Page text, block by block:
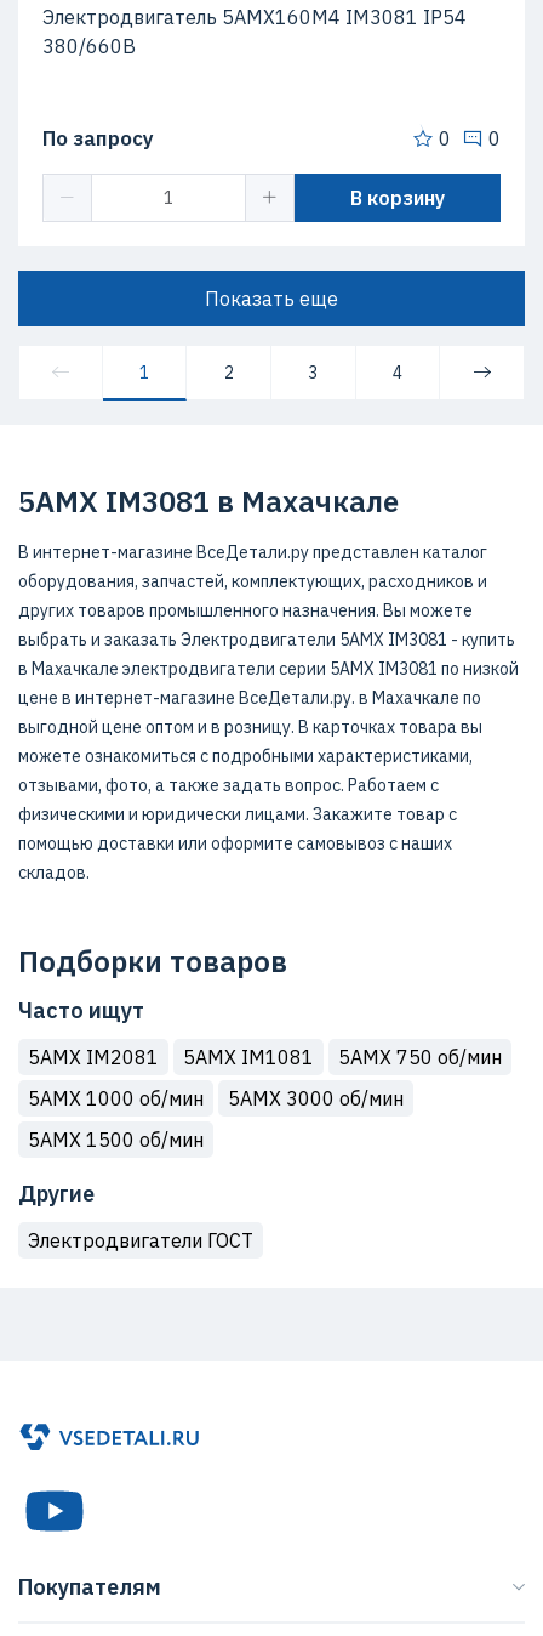
Электродвигатель 5АМХ160M4 IM3081 IP54
380/660В
По запросу 0 0
В корзину
Показать еще
1 2 3 4
5АМХ IM3081 в Махачкале
В интернет-магазине ВсеДетали.ру представлен каталог
оборудования, запчастей, комплектующих, расходников и
других товаров промышленного назначения. Вы можете
выбрать и заказать Электродвигатели 5АМХ IM3081 - купить
в Махачкале электродвигатели серии 5АМХ IM3081 по низкой
цене в интернет-магазине ВсеДетали.ру. в Махачкале по
выгодной цене оптом и в розницу. В карточках товара вы
можете ознакомиться с подробными характеристиками,
отзывами, фото, а также задать вопрос. Работаем с
физическими и юридически лицами. Закажите товар с
помощью доставки или оформите самовывоз с наших
складов.
Подборки товаров
Часто ищут
5АМХ IM2081 5АМХ IM1081
5АМХ 750 об/мин
5АМХ 1000 об/мин
5АМХ 3000 об/мин
5АМХ 1500 об/мин
Другие
Электродвигатели ГОСТ
Покупателям